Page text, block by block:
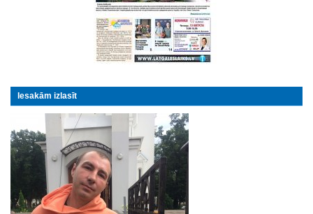
Iesakām izlasīt